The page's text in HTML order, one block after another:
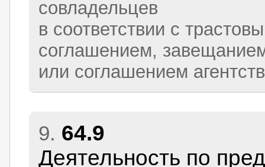
совладельцев
в соответствии с
соглашением,
или соглашением
9. 64.9
Деятельность по